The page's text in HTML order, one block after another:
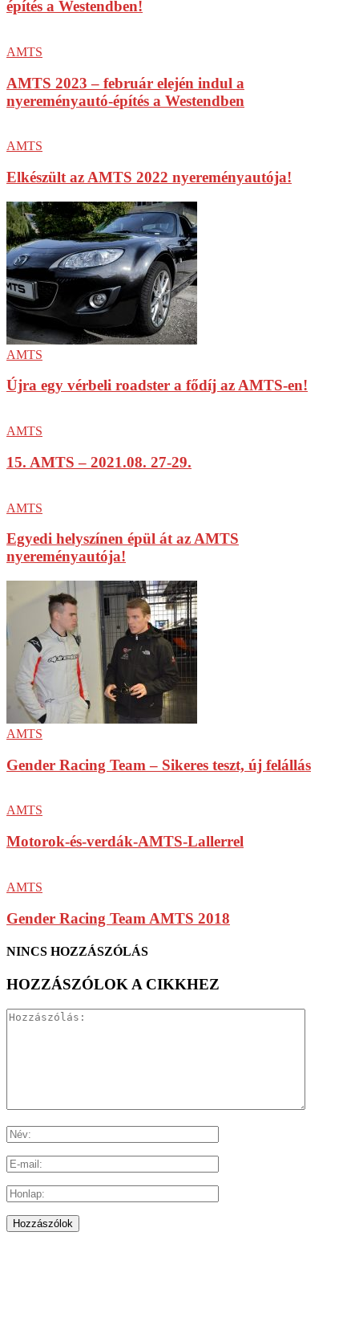
építés a Westendben!
AMTS
AMTS 2023 – február elején indul a
nyereményautó-építés a Westendben
AMTS
Elkészült az AMTS 2022 nyereményautója!
AMTS
Újra egy vérbeli roadster a fődíj az AMTS-en!
AMTS
15. AMTS – 2021.08. 27-29.
AMTS
Egyedi helyszínen épül át az AMTS
nyereményautója!
AMTS
Gender Racing Team – Sikeres teszt, új felállás
AMTS
Motorok-és-verdák-AMTS-Lallerrel
AMTS
Gender Racing Team AMTS 2018
NINCS HOZZÁSZÓLÁS
HOZZÁSZÓLOK A CIKKHEZ